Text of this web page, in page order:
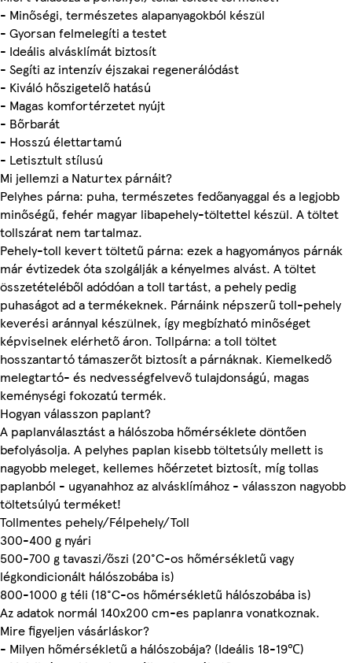
- Minőségi, természetes alapanyagokból készül
- Gyorsan felmelegíti a testet
- Ideális alvásklímát biztosít
- Segíti az intenzív éjszakai regenerálódást
- Kiváló hőszigetelő hatású
- Magas komfortérzetet nyújt
- Bőrbarát
- Hosszú élettartamú
- Letisztult stílusú
Mi jellemzi a Naturtex párnáit?
Pelyhes párna: puha, természetes fedőanyaggal és a legjobb
minőségű, fehér magyar libapehely-töltettel készül. A töltet
tollszárat nem tartalmaz.
Pehely-toll kevert töltetű párna: ezek a hagyományos párnák
már évtizedek óta szolgálják a kényelmes alvást. A töltet
összetételéből adódóan a toll tartást, a pehely pedig
puhaságot ad a termékeknek. Párnáink népszerű toll-pehely
keverési aránnyal készülnek, így megbízható minőséget
képviselnek elérhető áron. Tollpárna: a toll töltet
hosszantartó támaszerőt biztosít a párnáknak. Kiemelkedő
melegtartó- és nedvességfelvevő tulajdonságú, magas
keménységi fokozatú termék.
Hogyan válasszon paplant?
A paplanválasztást a hálószoba hőmérséklete döntően
befolyásolja. A pelyhes paplan kisebb töltetsúly mellett is
nagyobb meleget, kellemes hőérzetet biztosít, míg tollas
paplanból - ugyanahhoz az alvásklímához - válasszon nagyobb
töltetsúlyú terméket!
Tollmentes pehely/Félpehely/Toll
300-400 g nyári
500-700 g tavaszi/őszi (20°C-os hőmérsékletű vagy
légkondicionált hálószobába is)
800-1000 g téli (18°C-os hőmérsékletű hálószobába is)
Az adatok normál 140x200 cm-es paplanra vonatkoznak.
Mire figyeljen vásárláskor?
- Milyen hőmérsékletű a hálószobája? (Ideális 18-19℃)